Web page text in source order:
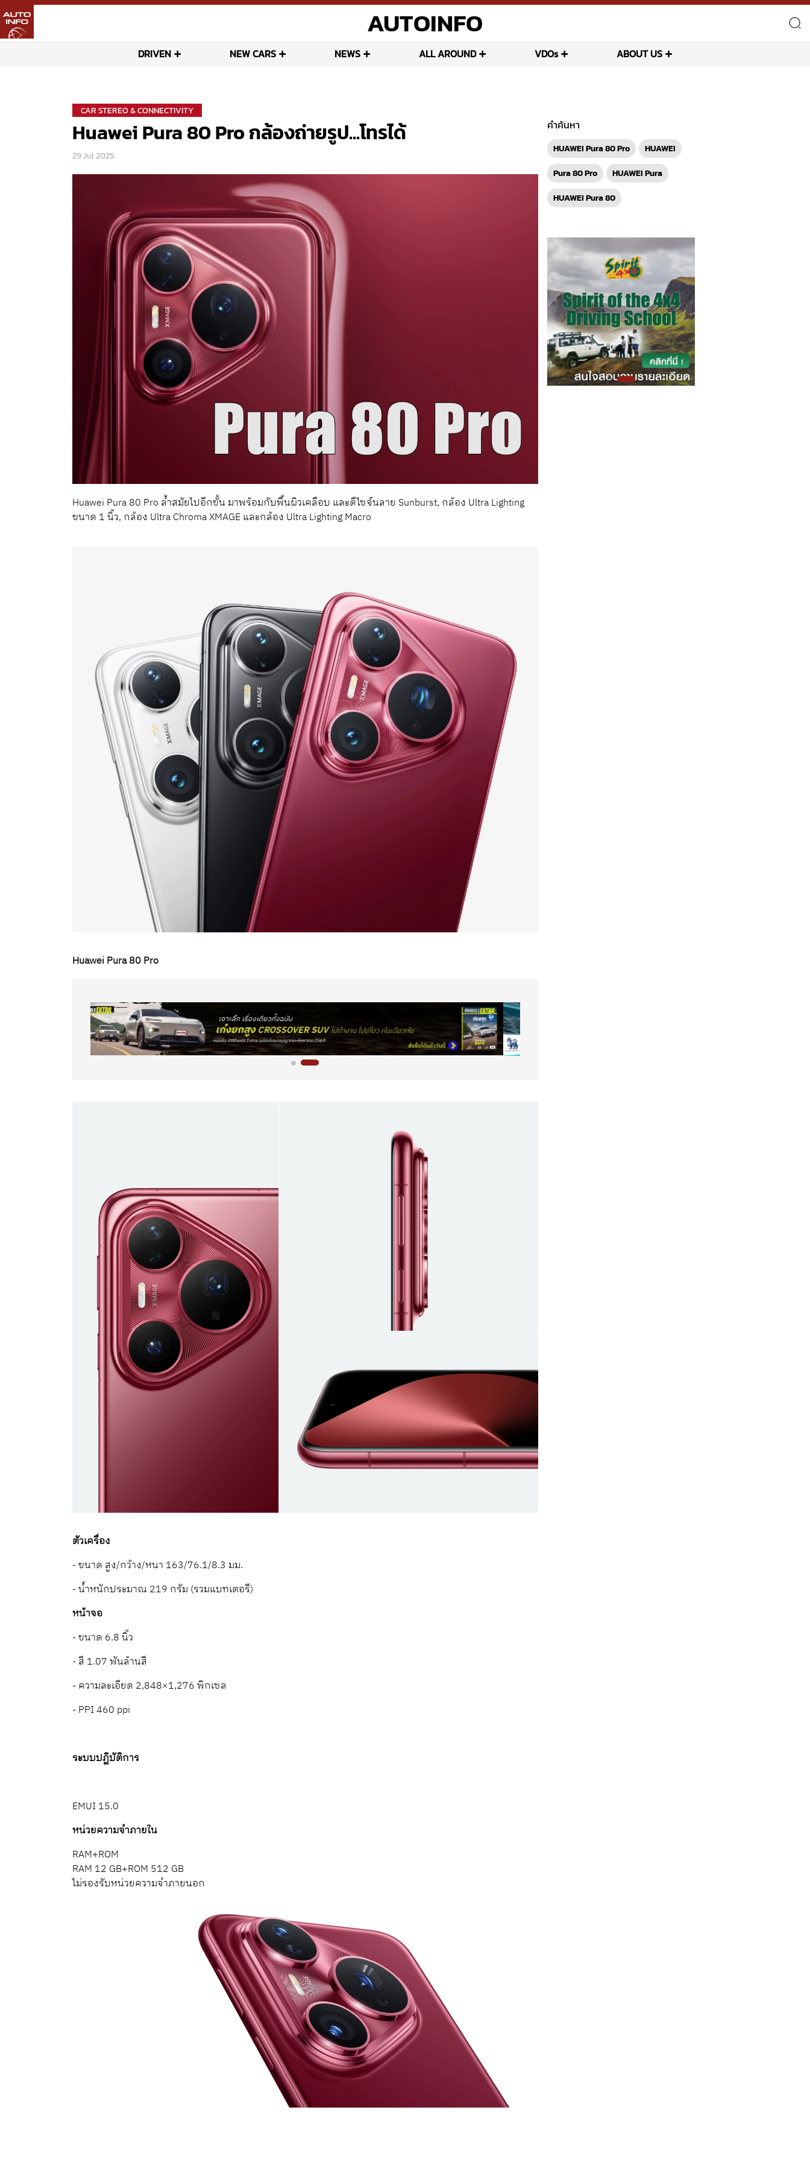
AUTOINFO
DRIVEN NEW CARS NEWS ALL AROUND VDOs ABOUT US
CAR STEREO & CONNECTIVITY
Huawei Pura 80 Pro กล้องถ่ายรูป...โทรได้
29 Jul 2025
Huawei Pura 80 Pro ล้ำสมัยไปอีกขั้น มาพร้อมกับพื้นผิวเคลือบ และดีไซจ์นลาย Sunburst, กล้อง Ultra Lighting
ขนาด 1 นิ้ว, กล้อง Ultra Chroma XMAGE และกล้อง Ultra Lighting Macro
Huawei Pura 80 Pro
ตัวเครื่อง
- ขนาด สูง/กว้าง/หนา 163/76.1/8.3 มม.
- น้ำหนักประมาณ 219 กรัม (รวมแบทเตอรี)
หน้าจอ
- ขนาด 6.8 นิ้ว
- สี 1.07 พันล้านสี
- ความละเอียด 2,848×1,276 พิกเซล
- PPI 460 ppi
ระบบปฏิบัติการ
EMUI 15.0
หน่วยความจำภายใน
RAM+ROM
RAM 12 GB+ROM 512 GB
ไม่รองรับหน่วยความจําภายนอก
คำค้นหา
HUAWEI Pura 80 Pro
HUAWEI
Pura 80 Pro
HUAWEI Pura
HUAWEI Pura 80